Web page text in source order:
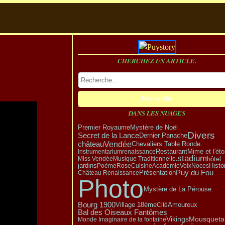
CHERCHEZ UN ARTICLE.
DANS LES NUAGES
Premier RoyaumeMystère de Noël
Secret de la LanceDernier PanacheDivers
châteauVendéeChevaliers Table Ronde.
Instrumentariumrenaissance RestaurantMime et
Miss Vendée Musique Traditionnelle.stadiumhôtel
jardins Poème RoseCuisineAcadémieVoixNoces
Château RenaissancePrésentationPuy du Fou
Photo Mystère de La Pérouse.
Bourg 1900Village 18émeCitéAmoureux
Bal des Oiseaux Fantômes
Monde Imaginaire de la fontaineVikings